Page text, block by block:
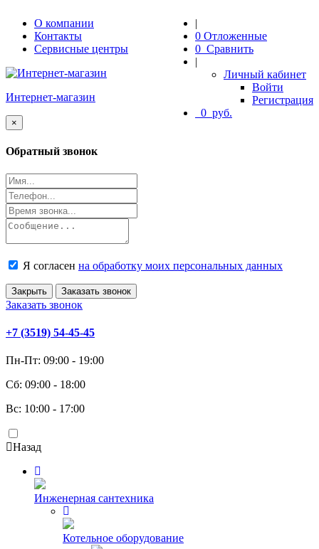
О компании
Контакты
Сервисные центры
|
0 Отложенные
0 Сравнить
|
Личный кабинет
Войти
Регистрация
0 руб.
Интернет-магазин
×
Обратный звонок
Я согласен на обработку моих персональных данных
Закрыть Заказать звонок
Заказать звонок
+7 (3519) 54-45-45
Пн-Пт: 09:00 - 19:00
Сб: 09:00 - 18:00
Вс: 10:00 - 17:00
Назад
Инженерная сантехника
Котельное оборудование